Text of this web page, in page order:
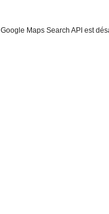
Google Maps Search API est